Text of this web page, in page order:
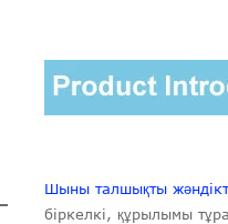
Шыны талшықты
біркелкі, құрылымы